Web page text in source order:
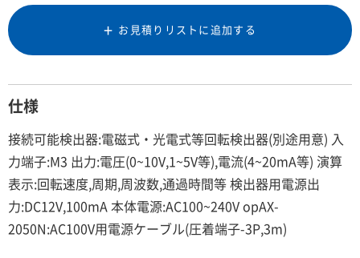
お見積りリストに追加する
仕様
接続可能検出器:電磁式・光電式等回転検出器(別途用意) 入
力端子:M3 出力:電圧(0~10V,1~5V等),電流(4~20mA等) 演算
表示:回転速度,周期,周波数,通過時間等 検出器用電源出
力:DC12V,100mA 本体電源:AC100~240V opAX-
2050N:AC100V用電源ケーブル(圧着端子-3P,3m)